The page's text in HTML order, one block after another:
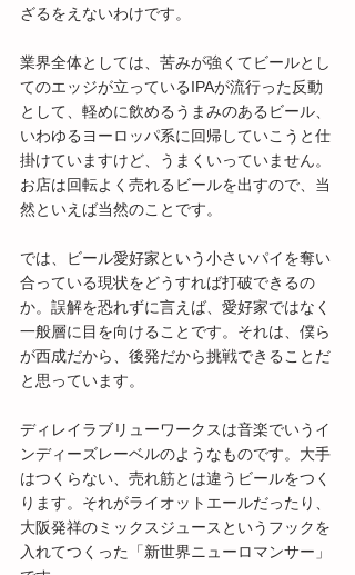
ざるをえないわけです。
業界全体としては、苦みが強くてビールとし
てのエッジが立っているIPAが流行った反動
として、軽めに飲めるうまみのあるビール、
いわゆるヨーロッパ系に回帰していこうと仕
掛けていますけど、うまくいっていません。
お店は回転よく売れるビールを出すので、当
然といえば当然のことです。
では、ビール愛好家という小さいパイを奪い
合っている現状をどうすれば打破できるの
か。誤解を恐れずに言えば、愛好家ではなく
一般層に目を向けることです。それは、僕ら
が西成だから、後発だから挑戦できることだ
と思っています。
ディレイラブリューワークスは音楽でいうイ
ンディーズレーベルのようなものです。大手
はつくらない、売れ筋とは違うビールをつく
ります。それがライオットエールだったり、
大阪発祥のミックスジュースというフックを
入れてつくった「新世界ニューロマンサー」